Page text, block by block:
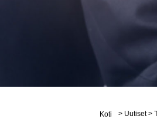
Koti > Uutiset >